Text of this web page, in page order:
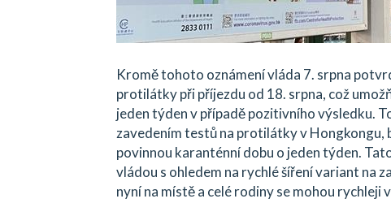
Kromě tohoto oznámení vláda 7. srpna
protilátky při příjezdu od 18. srpna, což
jeden týden v případě pozitivního výsledku.
zavedením testů na protilátky v
povinnou karanténní dobu o jeden týden.
vládou s ohledem na rychlé šíření variant na
nyní na místě a celé rodiny se mohou